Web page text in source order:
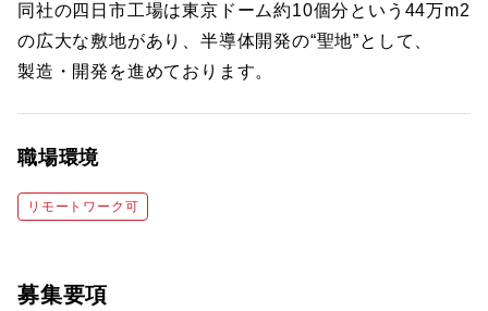
同社の四日市工場は東京ドーム約10個分という44万m2
の広大な敷地があり、半導体開発の“聖地”として、
製造・開発を進めております。
職場環境
リモートワーク可
募集要項